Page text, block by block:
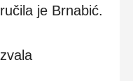
je Brnabić.